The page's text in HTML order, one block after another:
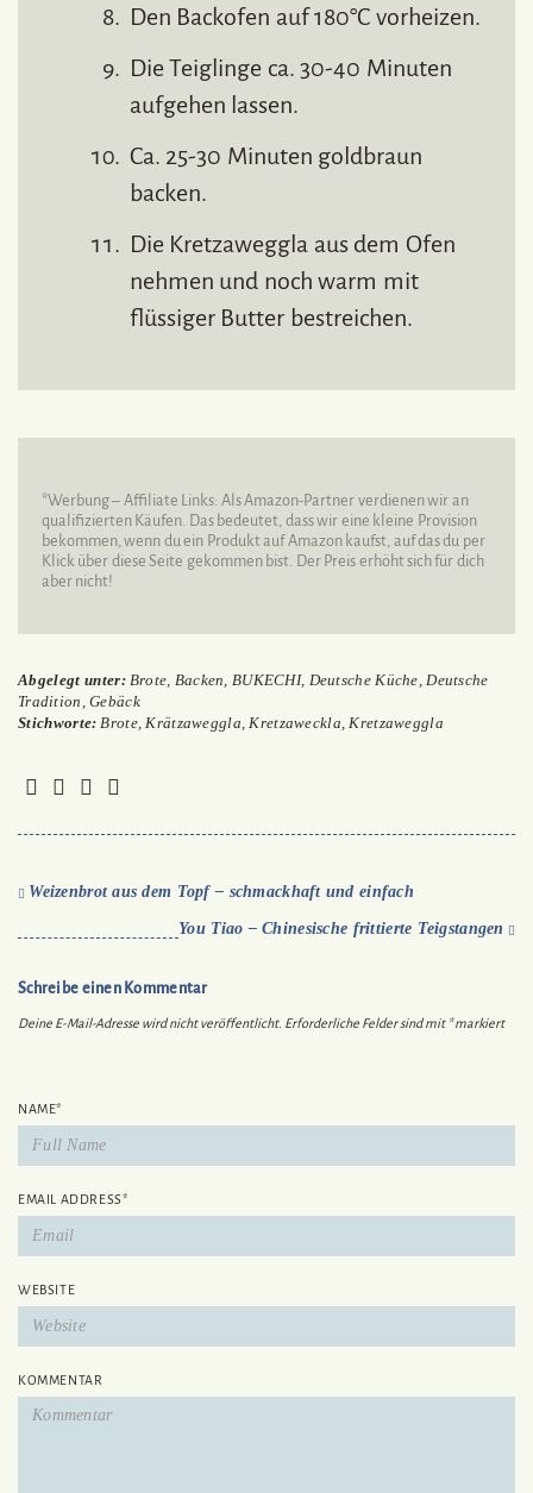
Den Backofen auf 180°C vorheizen.
Die Teiglinge ca. 30-40 Minuten
aufgehen lassen.
Ca. 25-30 Minuten goldbraun
backen.
Die Kretzaweggla aus dem Ofen
nehmen und noch warm mit
flüssiger Butter bestreichen.
*Werbung – Affiliate Links: Als Amazon-Partner verdienen wir an
qualifizierten Käufen. Das bedeutet, dass wir eine kleine Provision
bekommen, wenn du ein Produkt auf Amazon kaufst, auf das du per
Klick über diese Seite gekommen bist. Der Preis erhöht sich für dich
aber nicht!
Abgelegt unter: Brote Backen BUKECHI, Deutsche Küche Deutsche
Tradition ,Gebäck
Stichworte: Brote, Krätzaweggla Kretzaweckla Kretzaweggla
Weizenbrot aus dem Topf – schmackhaft und einfach
You Tiao – Chinesische frittierte Teigstangen
Schreibe einen Kommentar
Deine E-Mail-Adresse wird nicht veröffentlicht. Erforderliche Felder sind mit *markiert
NAME*
EMAIL ADDRESS*
WEBSITE
KOMMENTAR